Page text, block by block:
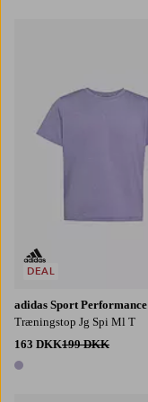
adidas Sport Performance
Træningstop Jg Spi Ml T
163 DKK199 DKK
1 farve
DEAL